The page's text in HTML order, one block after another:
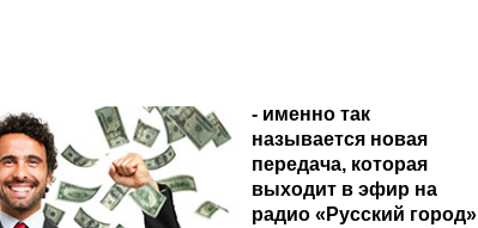
- именно так
называется новая
передача, которая
выходит в эфир на
радио «Русский город»